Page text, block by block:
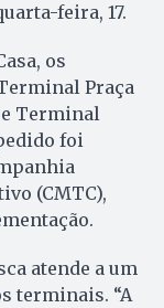
feira, 17.
os
Praça
Terminal
foi
(CMTC),
atende a um
terminais. “A